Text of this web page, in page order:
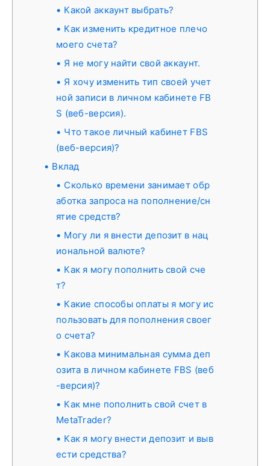
Какой аккаунт выбрать?
Как изменить кредитное плечо
моего счета?
Я не могу найти свой аккаунт.
Я хочу изменить тип своей учет
ной записи в личном кабинете FB
S (веб-версия).
Что такое личный кабинет FBS
(веб-версия)?
Вклад
Сколько времени занимает обр
аботка запроса на пополнение/сн
ятие средств?
Могу ли я внести депозит в нац
иональной валюте?
Как я могу пополнить свой сче
т?
Какие способы оплаты я могу ис
пользовать для пополнения своег
о счета?
Какова минимальная сумма деп
озита в личном кабинете FBS (веб
-версия)?
Как мне пополнить свой счет в
MetaTrader?
Как я могу внести депозит и выв
ести средства?